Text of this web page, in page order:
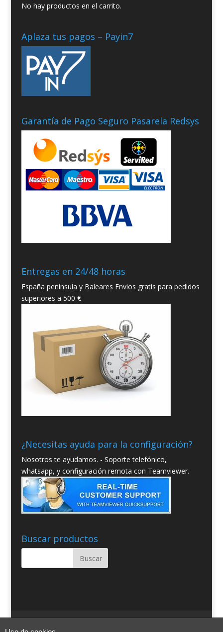
No hay productos en el carrito.
Aplaza tus pagos – Payin7
Garantía de Pago Seguro Pasarela Redsys
Entregas en 24/48 horas
España península y Baleares Envios gratis para pedidos
superiores a 500 €
¿Necesitas ayuda para la configuración?
Nosotros te ayudamos. - Soporte telefónico,
whatsapp, y configuración remota con Teamviewer.
Buscar productos